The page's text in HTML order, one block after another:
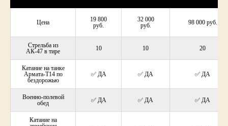
Цена
19 800
руб.
32 000
руб.
98 000 руб.
Стрельба из
АК-47 в тире
10 10 20
Катание на танке
Армата-Т14 по
бездорожью
✅ ДА ✅ ДА ✅ ДА
Военно-полевой
обед
✅ ДА ✅ ДА ✅ ДА
Катание на